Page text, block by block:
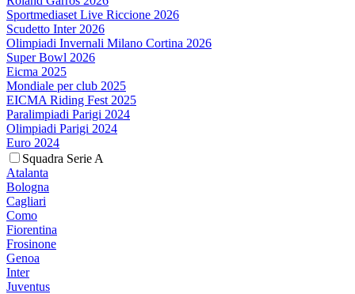
Sportmediaset Live Riccione 2026
Scudetto Inter 2026
Olimpiadi Invernali Milano Cortina 2026
Super Bowl 2026
Eicma 2025
Mondiale per club 2025
EICMA Riding Fest 2025
Paralimpiadi Parigi 2024
Olimpiadi Parigi 2024
Euro 2024
Squadra Serie A
Atalanta
Bologna
Cagliari
Como
Fiorentina
Frosinone
Genoa
Inter
Juventus